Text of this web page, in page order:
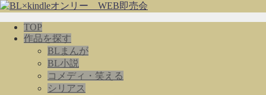
TOP
作品を探す
BLまんが
BL小説
コメディ・笑える
シリアス